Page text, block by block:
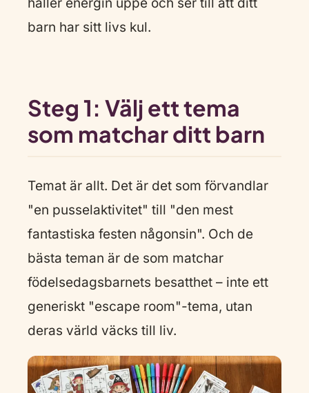
håller energin uppe och ser till att ditt
barn har sitt livs kul.
Steg 1: Välj ett tema
som matchar ditt barn
Temat är allt. Det är det som förvandlar
"en pusselaktivitet" till "den mest
fantastiska festen någonsin". Och de
bästa teman är de som matchar
födelsedagsbarnets besatthet – inte ett
generiskt "escape room"-tema, utan
deras värld väcks till liv.